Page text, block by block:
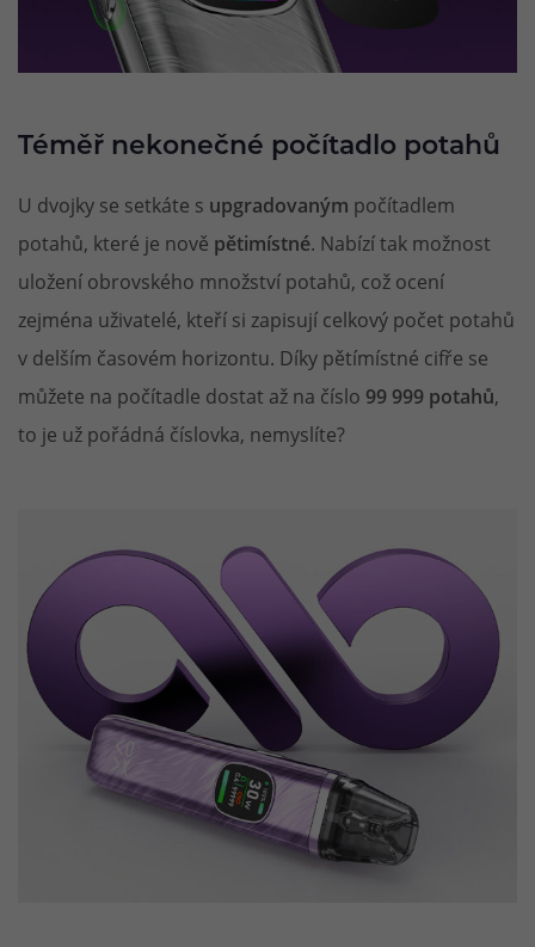
Téměř nekonečné počítadlo potahů
U dvojky se setkáte s upgradovaným počítadlem
potahů, které je nově pětimístné. Nabízí tak možnost
uložení obrovského množství potahů, což ocení
zejména uživatelé, kteří si zapisují celkový počet potahů
v delším časovém horizontu. Díky pětímístné cifře se
můžete na počítadle dostat až na číslo 99 999 potahů,
to je už pořádná číslovka, nemyslíte?